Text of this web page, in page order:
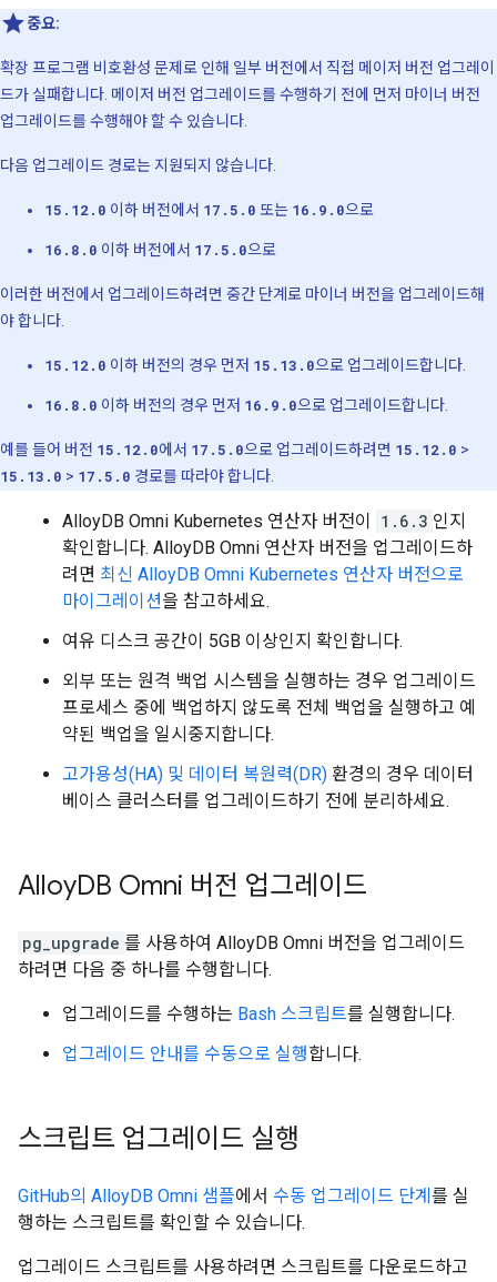
중요:
확장 프로그램 비호환성 문제로 인해 일부 버전에서 직접 메이저 버전 업그레이
드가 실패합니다. 메이저 버전 업그레이드를 수행하기 전에 먼저 마이너 버전
업그레이드를 수행해야 할 수 있습니다.
다음 업그레이드 경로는 지원되지 않습니다.
15.12.0 이하 버전에서 17.5.0 또는 16.9.0으로
16.8.0 이하 버전에서 17.5.0으로
이러한 버전에서 업그레이드하려면 중간 단계로 마이너 버전을 업그레이드해
야 합니다.
15.12.0 이하 버전의 경우 먼저 15.13.0으로 업그레이드합니다.
16.8.0 이하 버전의 경우 먼저 16.9.0으로 업그레이드합니다.
예를 들어 버전 15.12.0에서 17.5.0으로 업그레이드하려면 15.12.0 >
15.13.0 > 17.5.0 경로를 따라야 합니다.
AlloyDB Omni Kubernetes 연산자 버전이 1.6.3 인지
확인합니다. AlloyDB Omni 연산자 버전을 업그레이드하
려면 최신 AlloyDB Omni Kubernetes 연산자 버전으로
마이그레이션을 참고하세요.
여유 디스크 공간이 5GB 이상인지 확인합니다.
외부 또는 원격 백업 시스템을 실행하는 경우 업그레이드
프로세스 중에 백업하지 않도록 전체 백업을 실행하고 예
약된 백업을 일시중지합니다.
고가용성(HA) 및 데이터 복원력(DR) 환경의 경우 데이터
베이스 클러스터를 업그레이드하기 전에 분리하세요.
AlloyDB Omni 버전 업그레이드
pg_upgrade 를 사용하여 AlloyDB Omni 버전을 업그레이드
하려면 다음 중 하나를 수행합니다.
업그레이드를 수행하는 Bash 스크립트를 실행합니다.
업그레이드 안내를 수동으로 실행합니다.
스크립트 업그레이드 실행
GitHub의 AlloyDB Omni 샘플에서 수동 업그레이드 단계 를 실
행하는 스크립트를 확인할 수 있습니다.
업그레이드 스크립트를 사용하려면 스크립트를 다운로드하고